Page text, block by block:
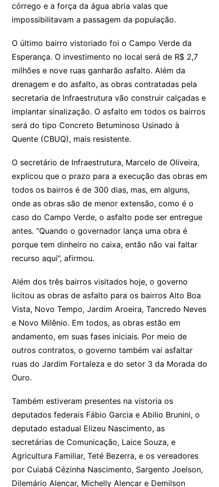
córrego e a força da água abria valas que
impossibilitavam a passagem da população.
O último bairro vistoriado foi o Campo Verde da
Esperança. O investimento no local será de R$ 2,7
milhões e nove ruas ganharão asfalto. Além da
drenagem e do asfalto, as obras contratadas pela
secretaria de Infraestrutura vão construir calçadas e
implantar sinalização. O asfalto em todos os bairros
será do tipo Concreto Betuminoso Usinado à
Quente (CBUQ), mais resistente.
O secretário de Infraestrutura, Marcelo de Oliveira,
explicou que o prazo para a execução das obras em
todos os bairros é de 300 dias, mas, em alguns,
onde as obras são de menor extensão, como é o
caso do Campo Verde, o asfalto pode ser entregue
antes. “Quando o governador lança uma obra é
porque tem dinheiro no caixa, então não vai faltar
recurso aqui”, afirmou.
Além dos três bairros visitados hoje, o governo
licitou as obras de asfalto para os bairros Alto Boa
Vista, Novo Tempo, Jardim Aroeira, Tancredo Neves
e Novo Milênio. Em todos, as obras estão em
andamento, em suas fases iniciais. Por meio de
outros contratos, o governo também vai asfaltar
ruas do Jardim Fortaleza e do setor 3 da Morada do
Ouro.
Também estiveram presentes na vistoria os
deputados federais Fábio Garcia e Abilio Brunini, o
deputado estadual Elizeu Nascimento, as
secretárias de Comunicação, Laice Souza, e
Agricultura Familiar, Teté Bezerra, e os vereadores
por Cuiabá Cézinha Nascimento, Sargento Joelson,
Dilemário Alencar, Michelly Alencar e Demilson